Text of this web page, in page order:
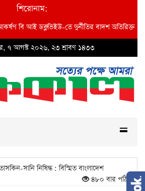
শিরোনাম:
তে দুর্নীতির বাদশ অতিরিক্ত প্রধান প্রকৌশলী বাদশা
৭ আগস্ট ২০২৬, ২৩ শ্রাবণ ১৪৩৩
সানি নিষিদ্ধ : বিস্মিত বাংলাদেশ
৪৮০ বার পঠিত